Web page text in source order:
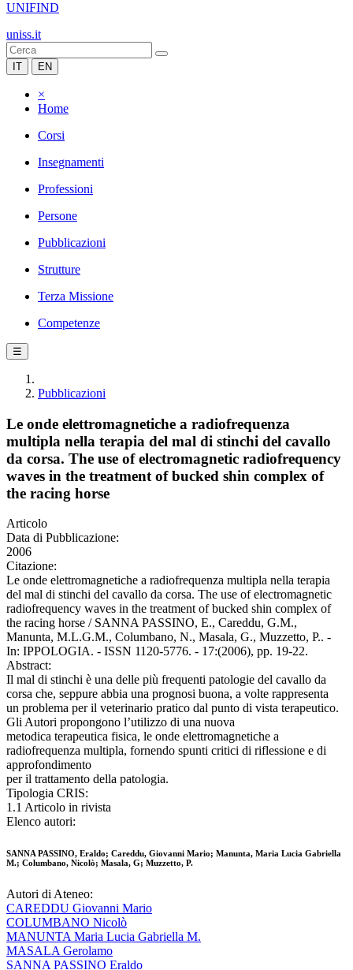
UNIFIND
uniss.it
IT EN
×
Home
Corsi
Insegnamenti
Professioni
Persone
Pubblicazioni
Strutture
Terza Missione
Competenze
☰
Pubblicazioni
Le onde elettromagnetiche a radiofrequenza
multipla nella terapia del mal di stinchi del cavallo
da corsa. The use of electromagnetic radiofrequency
waves in the treatment of bucked shin complex of
the racing horse
Articolo
Data di Pubblicazione:
2006
Citazione:
Le onde elettromagnetiche a radiofrequenza multipla nella terapia
del mal di stinchi del cavallo da corsa. The use of electromagnetic
radiofrequency waves in the treatment of bucked shin complex of
the racing horse / SANNA PASSINO, E., Careddu, G.M.,
Manunta, M.L.G.M., Columbano, N., Masala, G., Muzzetto, P.. -
In: IPPOLOGIA. - ISSN 1120-5776. - 17:(2006), pp. 19-22.
Abstract:
Il mal di stinchi è una delle più frequenti patologie del cavallo da
corsa che, seppure abbia una prognosi buona, a volte rappresenta
un problema per il veterinario pratico dal punto di vista terapeutico.
Gli Autori propongono l’utilizzo di una nuova
metodica terapeutica fisica, le onde elettromagnetiche a
radiofrequenza multipla, fornendo spunti critici di riflessione e di
approfondimento
per il trattamento della patologia.
Tipologia CRIS:
1.1 Articolo in rivista
Elenco autori:
SANNA PASSINO, Eraldo; Careddu, Giovanni Mario; Manunta, Maria Lucia Gabriella
M.; Columbano, Nicolò; Masala, G; Muzzetto, P.
Autori di Ateneo:
CAREDDU Giovanni Mario
COLUMBANO Nicolò
MANUNTA Maria Lucia Gabriella M.
MASALA Gerolamo
SANNA PASSINO Eraldo